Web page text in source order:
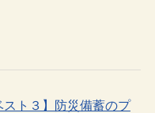
ト３】防災備蓄のプ